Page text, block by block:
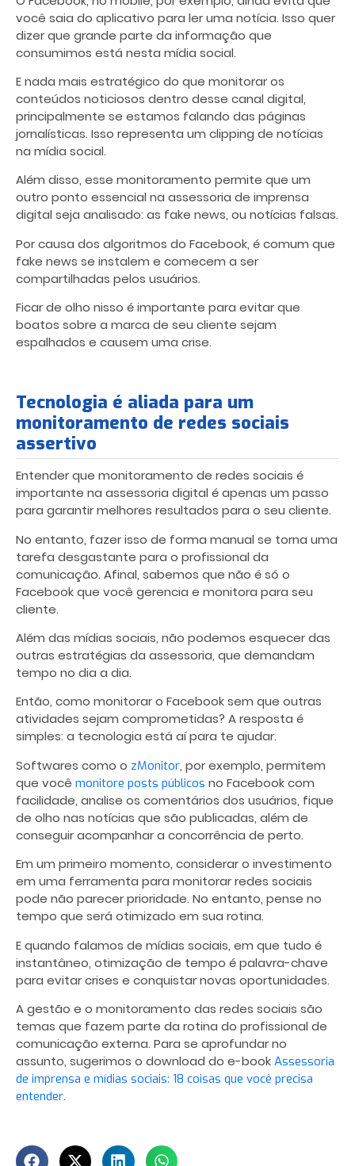
você saia do aplicativo para ler uma notícia. Isso quer
dizer que grande parte da informação que
consumimos está nesta mídia social.
E nada mais estratégico do que monitorar os
conteúdos noticiosos dentro desse canal digital,
principalmente se estamos falando das páginas
jornalísticas. Isso representa um clipping de notícias
na mídia social.
Além disso, esse monitoramento permite que um
outro ponto essencial na assessoria de imprensa
digital seja analisado: as fake news, ou notícias falsas.
Por causa dos algoritmos do Facebook, é comum que
fake news se instalem e comecem a ser
compartilhadas pelos usuários.
Ficar de olho nisso é importante para evitar que
boatos sobre a marca de seu cliente sejam
espalhados e causem uma crise.
Tecnologia é aliada para um
monitoramento de redes sociais
assertivo
Entender que monitoramento de redes sociais é
importante na assessoria digital é apenas um passo
para garantir melhores resultados para o seu cliente.
No entanto, fazer isso de forma manual se torna uma
tarefa desgastante para o profissional da
comunicação. Afinal, sabemos que não é só o
Facebook que você gerencia e monitora para seu
cliente.
Além das mídias sociais, não podemos esquecer das
outras estratégias da assessoria, que demandam
tempo no dia a dia.
Então, como monitorar o Facebook sem que outras
atividades sejam comprometidas? A resposta é
simples: a tecnologia está aí para te ajudar.
Softwares como o zMonitor, por exemplo, permitem
que você monitore posts públicos no Facebook com
facilidade, analise os comentários dos usuários, fique
de olho nas notícias que são publicadas, além de
conseguir acompanhar a concorrência de perto.
Em um primeiro momento, considerar o investimento
em uma ferramenta para monitorar redes sociais
pode não parecer prioridade. No entanto, pense no
tempo que será otimizado em sua rotina.
E quando falamos de mídias sociais, em que tudo é
instantâneo, otimização de tempo é palavra-chave
para evitar crises e conquistar novas oportunidades.
A gestão e o monitoramento das redes sociais são
temas que fazem parte da rotina do profissional de
comunicação externa. Para se aprofundar no
assunto, sugerimos o download do e-book Assessoria
de imprensa e mídias sociais: 18 coisas que você precisa
entender.